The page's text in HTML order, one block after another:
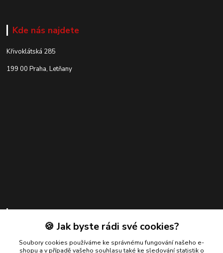
Kde nás najdete
Křivoklátská 285
199 00 Praha, Letňany
Kontakty
+420 739 924 550
🍪 Jak byste rádi své cookies?
Soubory cookies používáme ke správnému fungování našeho e-
shopu a v případě vašeho souhlasu také ke sledování statistik o